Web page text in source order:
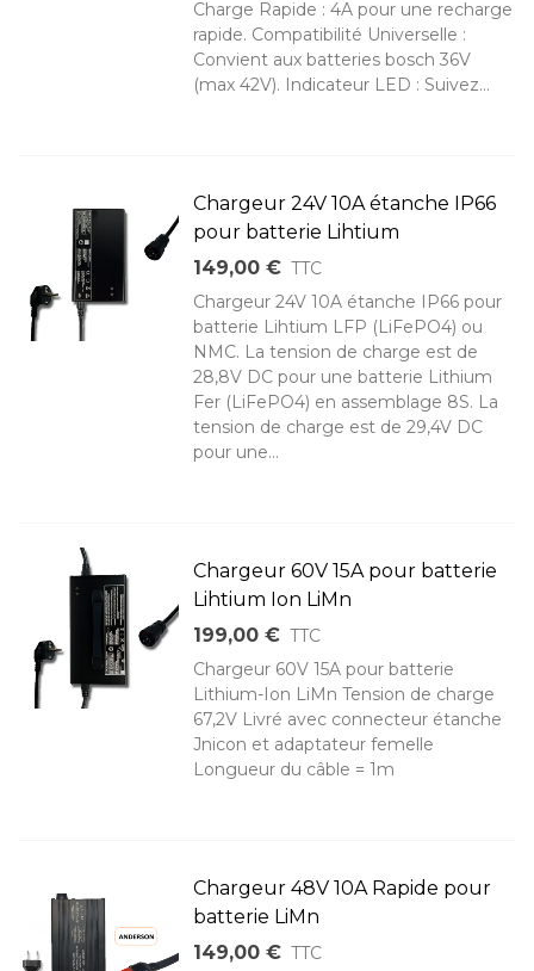
Charge Rapide : 4A pour une recharge
rapide. Compatibilité Universelle :
Convient aux batteries bosch 36V
(max 42V). Indicateur LED : Suivez...
Chargeur 24V 10A étanche IP66
pour batterie Lihtium
149,00 € TTC
Chargeur 24V 10A étanche IP66 pour
batterie Lihtium LFP (LiFePO4) ou
NMC. La tension de charge est de
28,8V DC pour une batterie Lithium
Fer (LiFePO4) en assemblage 8S. La
tension de charge est de 29,4V DC
pour une...
Chargeur 60V 15A pour batterie
Lihtium Ion LiMn
199,00 € TTC
Chargeur 60V 15A pour batterie
Lithium-Ion LiMn Tension de charge
67,2V Livré avec connecteur étanche
Jnicon et adaptateur femelle
Longueur du câble = 1m
Chargeur 48V 10A Rapide pour
batterie LiMn
149,00 € TTC